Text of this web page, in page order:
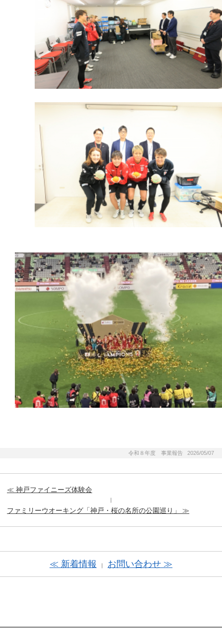
令和８年度 事業報告 2026/05/07
≪ 神戸ファイニーズ体験会
ファミリーウオーキング「神戸・桜の名所の公園巡り」 ≫
≪ 新着情報 ｜ お問い合わせ ≫